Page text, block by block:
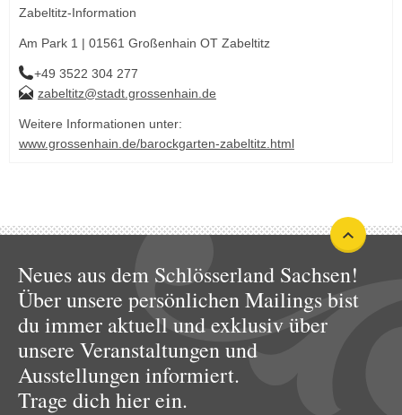
Zabeltitz-Information
Am Park 1 | 01561 Großenhain OT Zabeltitz
+49 3522 304 277
zabeltitz@stadt.grossenhain.de
Weitere Informationen unter:
www.grossenhain.de/barockgarten-zabeltitz.html
Neues aus dem Schlösserland Sachsen!
Über unsere persönlichen Mailings bist
du immer aktuell und exklusiv über
unsere Veranstaltungen und
Ausstellungen informiert.
Trage dich hier ein.